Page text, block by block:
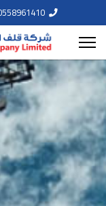
للاتصال بنا
يسعدنا
موقع